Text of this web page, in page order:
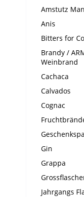
Amstutz
Anis
Bitters for
Brandy /
Weinbrand
Cachaca
Calvados
Cognac
Gin
Grappa
Jahrgangs